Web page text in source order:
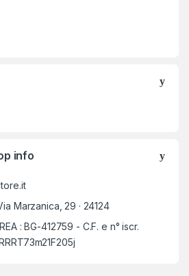
info
Marzanica, 29 · 24124
: BG-412759 - C.F. e n° iscr.